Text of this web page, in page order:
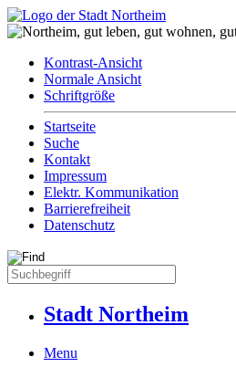
Kontrast-Ansicht
Normale Ansicht
Schriftgröße
Startseite
Suche
Kontakt
Impressum
Elektr. Kommunikation
Barrierefreiheit
Datenschutz
Stadt Northeim
Menu